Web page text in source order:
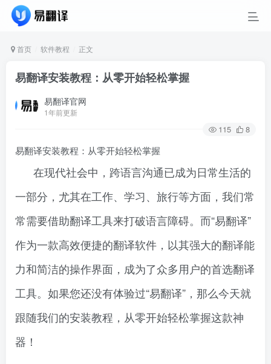
首页 软件教程 正文
易翻译安装教程：从零开始轻松掌握
易翻译官网
1年前更新
115 8
易翻译安装教程：从零开始轻松掌握
在现代社会中，跨语言沟通已成为日常生活的
一部分，尤其在工作、学习、旅行等方面，我们常
常需要借助翻译工具来打破语言障碍。而“易翻译”
作为一款高效便捷的翻译软件，以其强大的翻译能
力和简洁的操作界面，成为了众多用户的首选翻译
工具。如果您还没有体验过“易翻译”，那么今天就
跟随我们的安装教程，从零开始轻松掌握这款神
器！